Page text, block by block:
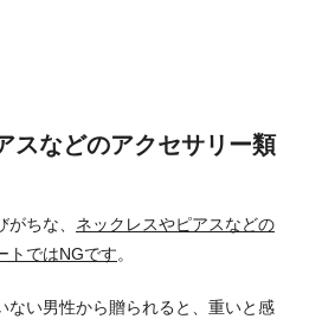
スなどのアクセサリー類
ちな、 ネックレスやピアスなどの
トではNGです。
ない男性から贈られると、重いと感